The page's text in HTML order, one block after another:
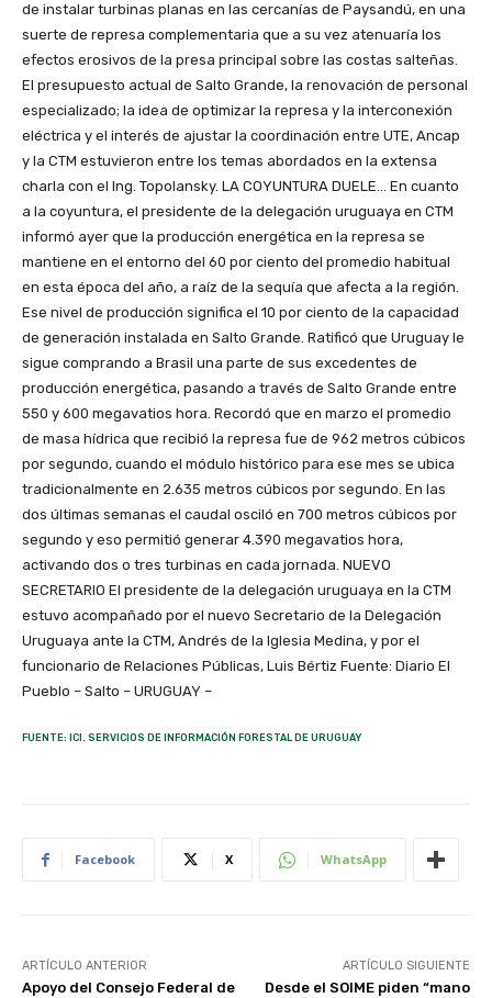
de instalar turbinas planas en las cercanías de Paysandú, en una
suerte de represa complementaria que a su vez atenuaría los
efectos erosivos de la presa principal sobre las costas salteñas.
El presupuesto actual de Salto Grande, la renovación de personal
especializado; la idea de optimizar la represa y la interconexión
eléctrica y el interés de ajustar la coordinación entre UTE, Ancap
y la CTM estuvieron entre los temas abordados en la extensa
charla con el Ing. Topolansky. LA COYUNTURA DUELE… En cuanto
a la coyuntura, el presidente de la delegación uruguaya en CTM
informó ayer que la producción energética en la represa se
mantiene en el entorno del 60 por ciento del promedio habitual
en esta época del año, a raíz de la sequía que afecta a la región.
Ese nivel de producción significa el 10 por ciento de la capacidad
de generación instalada en Salto Grande. Ratificó que Uruguay le
sigue comprando a Brasil una parte de sus excedentes de
producción energética, pasando a través de Salto Grande entre
550 y 600 megavatios hora. Recordó que en marzo el promedio
de masa hídrica que recibió la represa fue de 962 metros cúbicos
por segundo, cuando el módulo histórico para ese mes se ubica
tradicionalmente en 2.635 metros cúbicos por segundo. En las
dos últimas semanas el caudal osciló en 700 metros cúbicos por
segundo y eso permitió generar 4.390 megavatios hora,
activando dos o tres turbinas en cada jornada. NUEVO
SECRETARIO El presidente de la delegación uruguaya en la CTM
estuvo acompañado por el nuevo Secretario de la Delegación
Uruguaya ante la CTM, Andrés de la Iglesia Medina, y por el
funcionario de Relaciones Públicas, Luis Bértiz Fuente: Diario El
Pueblo – Salto – URUGUAY –
FUENTE: ICI. SERVICIOS DE INFORMACIÓN FORESTAL DE URUGUAY
Facebook X WhatsApp
ARTÍCULO ANTERIOR
Apoyo del Consejo Federal de
ARTÍCULO SIGUIENTE
Desde el SOIME piden “mano